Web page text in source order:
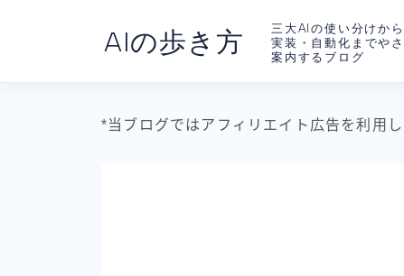
AIの歩き方
三大AIの使い分けか
実装・自動化までやさ
案内するブログ
*当ブログではアフィリエイト広告を利用し